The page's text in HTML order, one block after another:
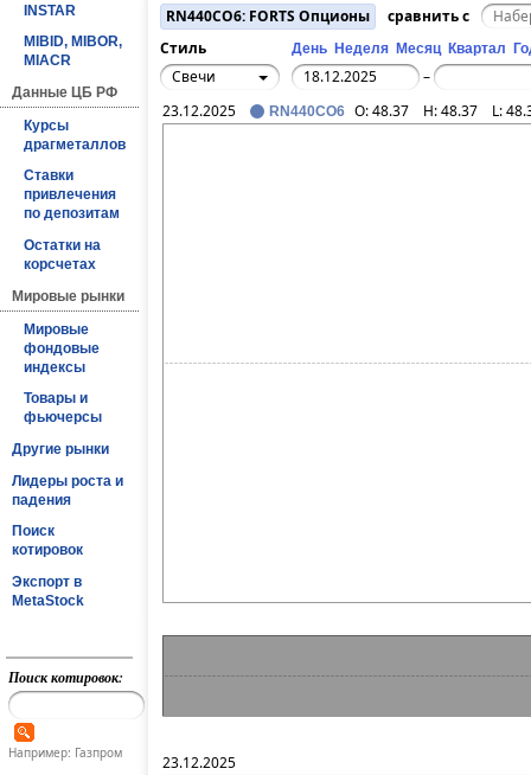
INSTAR
MIBID, MIBOR,
MIACR
Данные ЦБ РФ
Курсы
драгметаллов
Ставки
привлечения
по депозитам
Остатки на
корсчетах
Мировые рынки
Мировые
фондовые
индексы
Товары и
фьючерсы
Другие рынки
Лидеры роста и
падения
Поиск
котировок
Экспорт в
MetaStock
Поиск котировок:
Например: Газпром
RN440CO6: FORTS Опционы
сравнить с
Стиль
День Неделя Месяц Квартал
Свечи
–
23.12.2025
RN440CO6 O:48.37 H:48.37 L:
23.12.2025